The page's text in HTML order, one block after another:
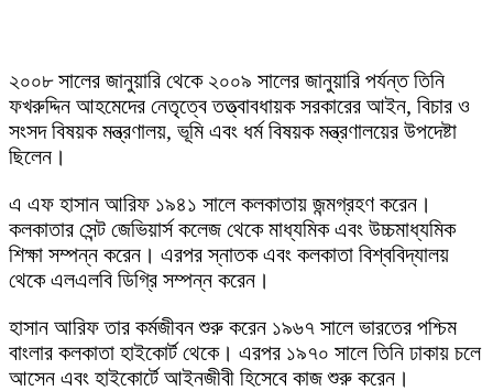
২০০৮ সালের জানুয়ারি থেকে ২০০৯ সালের জানুয়ারি পর্যন্ত তিনি
ফখরুদ্দিন আহমেদের নেতৃত্বে তত্ত্বাবধায়ক সরকারের আইন, বিচার ও
সংসদ বিষয়ক মন্ত্রণালয়, ভূমি এবং ধর্ম বিষয়ক মন্ত্রণালয়ের উপদেষ্টা
ছিলেন।
এ এফ হাসান আরিফ ১৯৪১ সালে কলকাতায় জন্মগ্রহণ করেন।
কলকাতার সেন্ট জেভিয়ার্স কলেজ থেকে মাধ্যমিক এবং উচ্চমাধ্যমিক
শিক্ষা সম্পন্ন করেন। এরপর স্নাতক এবং কলকাতা বিশ্ববিদ্যালয়
থেকে এলএলবি ডিগ্রি সম্পন্ন করেন।
হাসান আরিফ তার কর্মজীবন শুরু করেন ১৯৬৭ সালে ভারতের পশ্চিম
বাংলার কলকাতা হাইকোর্ট থেকে। এরপর ১৯৭০ সালে তিনি ঢাকায় চলে
আসেন এবং হাইকোর্টে আইনজীবী হিসেবে কাজ শুরু করেন।